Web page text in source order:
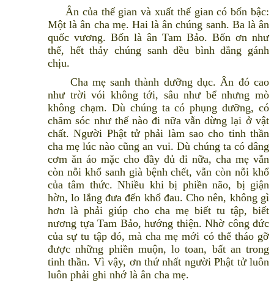
Ân của thế gian và xuất thế gian có bốn bậc:
Một là ân cha mẹ. Hai là ân chúng sanh. Ba là ân
quốc vương. Bốn là ân Tam Bảo. Bốn ơn như
thế, hết thảy chúng sanh đều bình đẳng gánh
chịu.
Cha mẹ sanh thành dưỡng dục. Ân đó cao
như trời vói không tới, sâu như bể nhưng mò
không chạm. Dù chúng ta có phụng dưỡng, có
chăm sóc như thế nào đi nữa vẫn dừng lại ở vật
chất. Người Phật tử phải làm sao cho tinh thần
cha mẹ lúc nào cũng an vui. Dù chúng ta có dâng
cơm ăn áo mặc cho đầy đủ đi nữa, cha mẹ vẫn
còn nỗi khổ sanh già bệnh chết, vẫn còn nỗi khổ
của tâm thức. Nhiều khi bị phiền não, bị giận
hờn, lo lắng đưa đến khổ đau. Cho nên, không gì
hơn là phải giúp cho cha mẹ biết tu tập, biết
nương tựa Tam Bảo, hướng thiện. Nhờ công đức
của sự tu tập đó, mà cha mẹ mới có thể tháo gỡ
được những phiền muộn, lo toan, bất an trong
tinh thần. Vì vậy, ơn thứ nhất người Phật tử luôn
luôn phải ghi nhớ là ân cha mẹ.